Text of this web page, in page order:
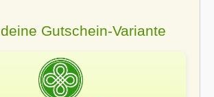
Gutschein-Variante